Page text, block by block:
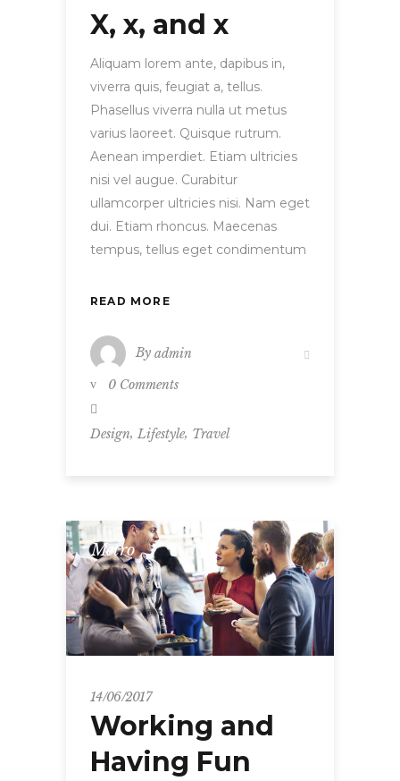
X, x, and x
Aliquam lorem ante, dapibus in,
viverra quis, feugiat a, tellus.
Phasellus viverra nulla ut metus
varius laoreet. Quisque rutrum.
Aenean imperdiet. Etiam ultricies
nisi vel augue. Curabitur
ullamcorper ultricies nisi. Nam eget
dui. Etiam rhoncus. Maecenas
tempus, tellus eget condimentum
READ MORE
By admin
0 Comments
Design, Lifestyle, Travel
Metro
14/06/2017
Working and
Having Fun